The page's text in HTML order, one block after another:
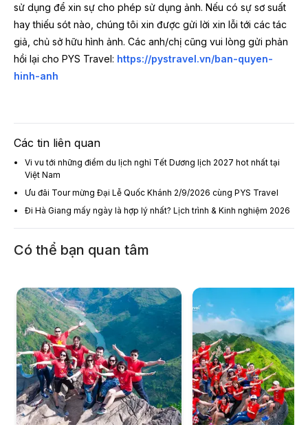
sử dụng để xin sự cho phép sử dụng ảnh. Nếu có sự sơ suất
hay thiếu sót nào, chúng tôi xin được gửi lời xin lỗi tới các tác
giả, chủ sở hữu hình ảnh. Các anh/chị cũng vui lòng gửi phản
hồi lại cho PYS Travel: https://pystravel.vn/ban-quyen-
hinh-anh
Các tin liên quan
Vi vu tới những điểm du lịch nghỉ Tết Dương lịch 2027 hot nhất tại
Việt Nam
Ưu đãi Tour mừng Đại Lễ Quốc Khánh 2/9/2026 cùng PYS Travel
Đi Hà Giang mấy ngày là hợp lý nhất? Lịch trình & Kinh nghiệm 2026
Có thể bạn quan tâm